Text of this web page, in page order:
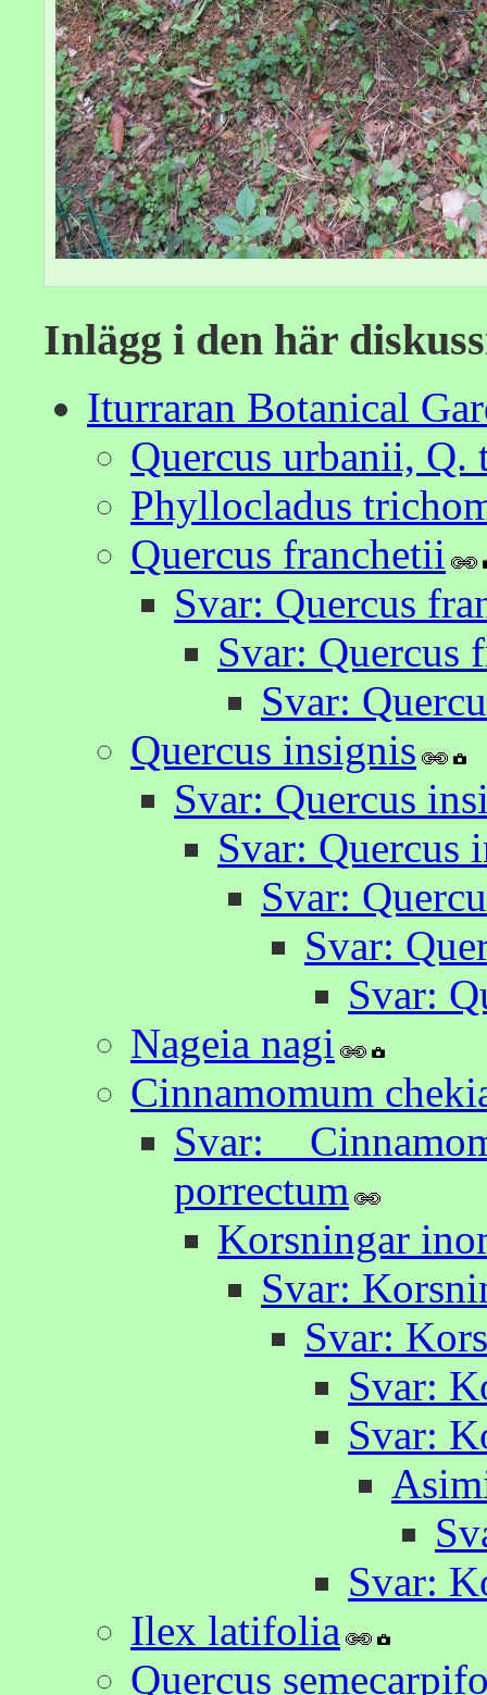
Inlägg i den här
Iturraran Botanical
Quercus urbanii, Q.
Phyllocladus
Quercus franchetii
Svar: Quercus
Svar: Quercus
Svar:
Quercus insignis
Svar: Quercus
Svar: Quercus
Svar:
Svar:
Svar:
Nageia nagi
Cinnamomum
Svar:
porrectum
Korsningar
Svar:
Svar:
Svar:
Svar:
Svar:
Ilex latifolia
Quercus